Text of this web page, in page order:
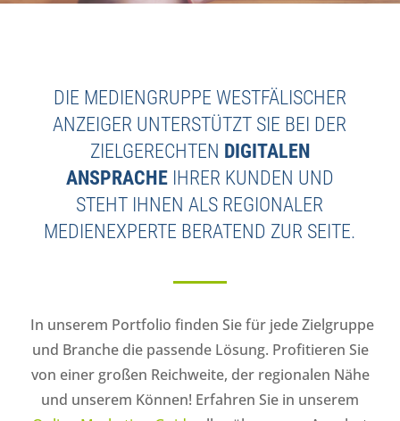
DIE MEDIENGRUPPE WESTFÄLISCHER
ANZEIGER UNTERSTÜTZT SIE BEI DER
ZIELGERECHTEN DIGITALEN
ANSPRACHEIHRER KUNDEN UND
STEHT IHNEN ALS REGIONALER
MEDIENEXPERTE BERATEND ZUR SEITE.
In unserem Portfolio finden Sie für jede Zielgruppe
und Branche die passende Lösung. Profitieren Sie
von einer großen Reichweite, der regionalen Nähe
und unserem Können! Erfahren Sie in unserem